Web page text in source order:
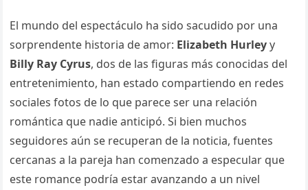
El mundo del espectáculo ha sido sacudido por una
sorprendente historia de amor: Elizabeth Hurleyy
Billy Ray Cyrus, dos de las figuras más conocidas del
entretenimiento, han estado compartiendo en redes
sociales fotos de lo que parece ser una relación
romántica que nadie anticipó. Si bien muchos
seguidores aún se recuperan de la noticia, fuentes
cercanas a la pareja han comenzado a especular que
este romance podría estar avanzando a un nivel